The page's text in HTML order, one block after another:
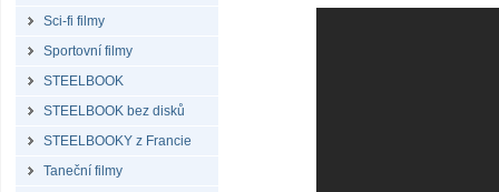
Sci-fi filmy
Sportovní filmy
STEELBOOK
STEELBOOK bez disků
STEELBOOKY z Francie
Taneční filmy